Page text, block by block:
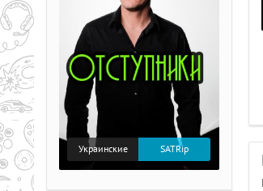
Украинские SATRip